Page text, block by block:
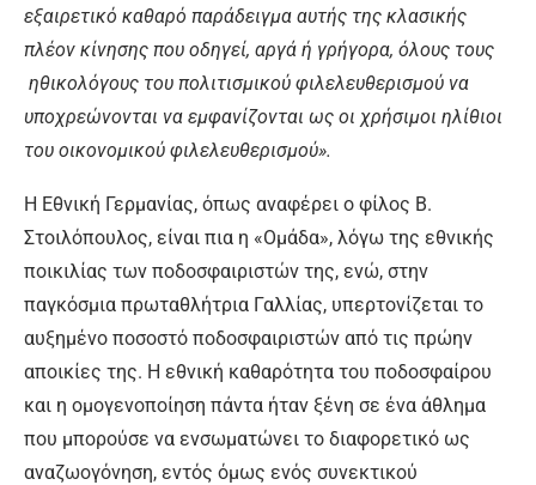
εξαιρετικό καθαρό παράδειγμα αυτής της κλασικής
πλέον κίνησης που οδηγεί, αργά ή γρήγορα, όλους τους
ηθικολόγους του πολιτισμικού φιλελευθερισμού να
υποχρεώνονται να εμφανίζονται ως οι χρήσιμοι ηλίθιοι
του οικονομικού φιλελευθερισμού».
Η Εθνική Γερμανίας, όπως αναφέρει ο φίλος Β.
Στοιλόπουλος, είναι πια η «Ομάδα», λόγω της εθνικής
ποικιλίας των ποδοσφαιριστών της, ενώ, στην
παγκόσμια πρωταθλήτρια Γαλλίας, υπερτονίζεται το
αυξημένο ποσοστό ποδοσφαιριστών από τις πρώην
αποικίες της. Η εθνική καθαρότητα του ποδοσφαίρου
και η ομογενοποίηση πάντα ήταν ξένη σε ένα άθλημα
που μπορούσε να ενσωματώνει το διαφορετικό ως
αναζωογόνηση, εντός όμως ενός συνεκτικού